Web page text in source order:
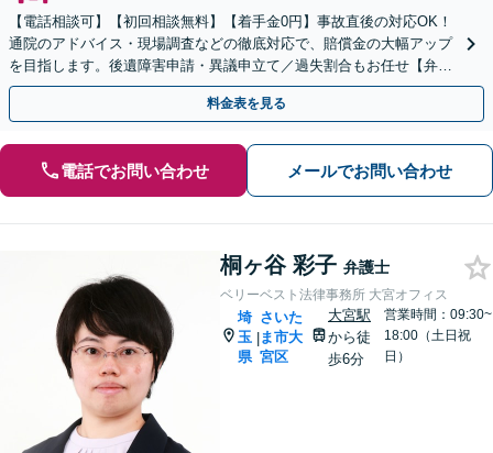
【電話相談可】【初回相談無料】【着手金0円】事故直後の対応OK！
通院のアドバイス・現場調査などの徹底対応で、賠償金の大幅アップ
を目指します。後遺障害申請・異議申立て／過失割合もお任せ【弁護
士特約利用可】【完全個室】【大宮駅3分】
料金表を見る
電話でお問い合わせ メールでお問い合わせ
桐ヶ谷 彩子 弁護士
ベリーベスト法律事務所 大宮オフィス
埼
玉
県
|
さいた
ま市大
宮区
大宮駅
から徒
歩6分
営業時間：09:30~
18:00（土日祝
日）